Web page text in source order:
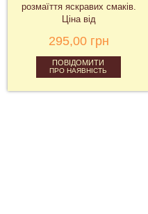
розмаїття яскравих смаків.
Ціна від
295,00 грн
ПОВІДОМИТИ
ПРО НАЯВНІСТЬ